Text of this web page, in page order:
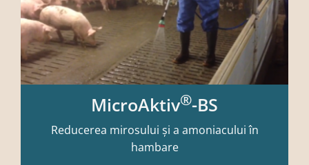
MicroAktiv®-BS
Reducerea mirosului și a amoniacului în
hambare